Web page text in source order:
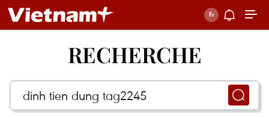
RECHERCHE